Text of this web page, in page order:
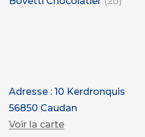
Adresse : 10 Kerdronquis
56850 Caudan
Voir la carte